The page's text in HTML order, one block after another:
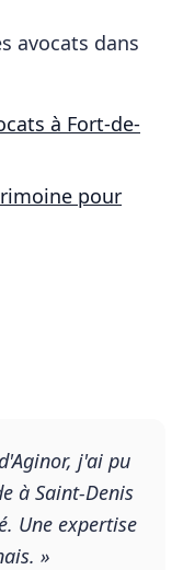
avocats dans
à Fort-de-
pour
j'ai pu
à Saint-Denis
Une expertise
»